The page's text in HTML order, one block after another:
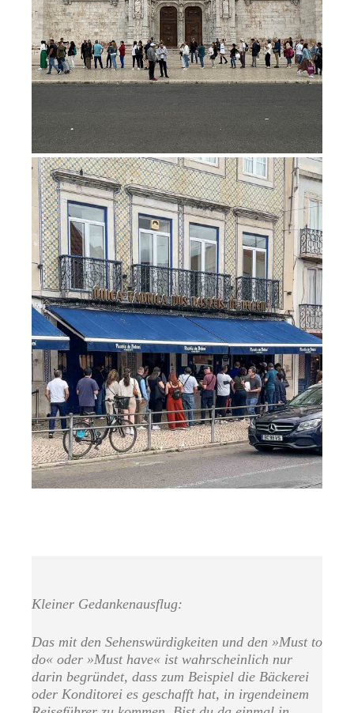
Kleiner Gedankenausflug:
Das mit den Sehenswürdigkeiten und den »Must to
do« oder »Must have« ist wahrscheinlich nur
darin begründet, dass zum Beispiel die Bäckerei
oder Konditorei es geschafft hat, in irgendeinem